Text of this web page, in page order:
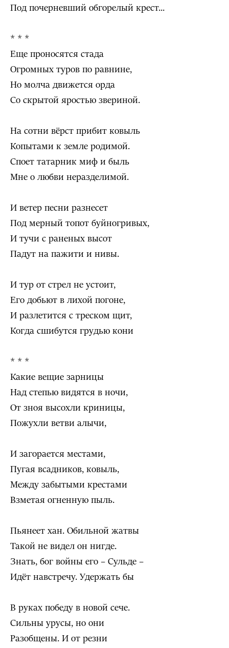
Под почерневший обгорелый крест...
* * *
Еще проносятся стада
Огромных туров по равнине,
Но молча движется орда
Со скрытой яростью звериной.
На сотни вёрст прибит ковыль
Копытами к земле родимой.
Споет татарник миф и быль
Мне о любви неразделимой.
И ветер песни разнесет
Под мерный топот буйногривых,
И тучи с раненых высот
Падут на пажити и нивы.
И тур от стрел не устоит,
Его добьют в лихой погоне,
И разлетится с треском щит,
Когда сшибутся грудью кони
* * *
Какие вещие зарницы
Над степью видятся в ночи,
От зноя высохли криницы,
Пожухли ветви алычи,
И загорается местами,
Пугая всадников, ковыль,
Между забытыми крестами
Взметая огненную пыль.
Пьянеет хан. Обильной жатвы
Такой не видел он нигде.
Знать, бог войны его – Сульде –
Идёт навстречу. Удержать бы
В руках победу в новой сече.
Сильны урусы, но они
Разобщены. И от резни